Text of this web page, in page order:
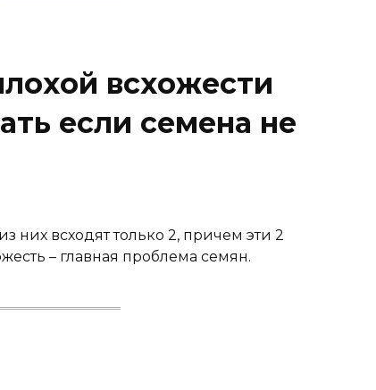
всхожести
если семена не
них всходят только 2, причем эти 2
– главная проблема семян.